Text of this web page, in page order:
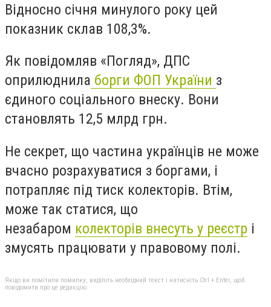
Відносно січня минулого року цей
показник склав 108,3%.
Як повідомляв «Погляд», ДПС
оприлюднила борги ФОП України з
єдиного соціального внеску. Вони
становлять 12,5 млрд грн.
Не секрет, що частина українців не може
вчасно розрахуватися з боргами, і
потрапляє під тиск колекторів. Втім,
може так статися, що
незабаром колекторів внесуть у реєстр і
змусять працювати у правовому полі.
Якщо ви помітили помилку, виділіть необхідний текст і натисніть Ctrl + Enter, щоб
повідомити про це редакцію